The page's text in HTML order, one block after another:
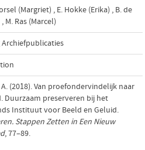
(Margriet) , E. Hokke (Erika) , B. de
, M. Ras (Marcel)
(2018). Van proefondervindelijk naar
Duurzaam preserveren bij het
Instituut voor Beeld en Geluid.
Stappen Zetten in Een Nieuw
, 77–89.